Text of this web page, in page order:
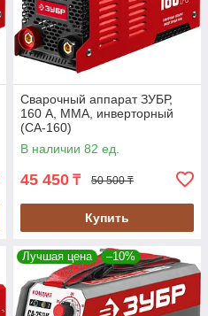
Сварочный аппарат ЗУБР,
160 А, MMA, инверторный
(СА-160)
В наличии 82 ед.
45 450 ₸ 50 500 ₸
Купить
Лучшая цена –10%